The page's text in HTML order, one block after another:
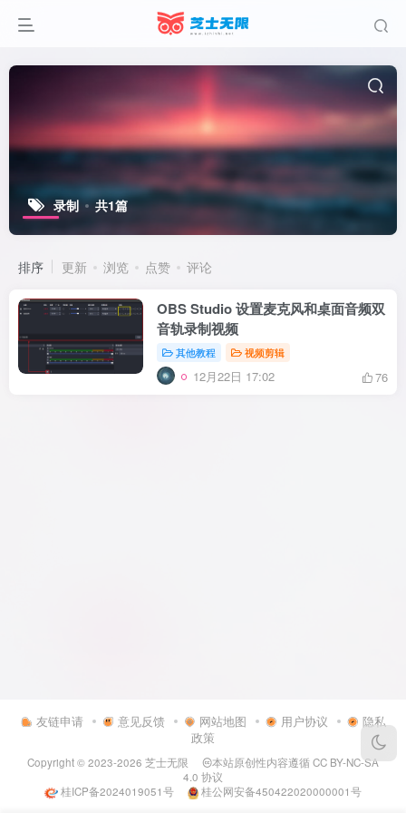
录制 共1篇
排序 更新 浏览 点赞 评论
OBS Studio 设置麦克风和桌面音频双
音轨录制视频
其他教程 视频剪辑
12月22日 17:02 76
友链申请 意见反馈 网站地图 用户协议
隐私
政策
Copyright © 2023-2026 芝士无限 本站原创性内容遵循CC BY-NC-SA
4.0 协议
桂ICP备2024019051号
桂公网安备450422020000001号